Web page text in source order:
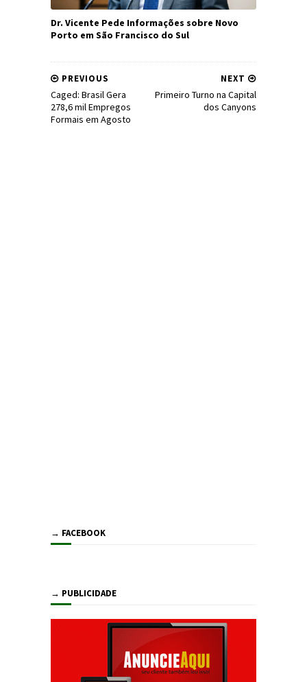
Dr. Vicente Pede Informações sobre Novo
Porto em São Francisco do Sul
NEXT
Primeiro Turno na Capital
dos Canyons
PREVIOUS
Caged: Brasil Gera
278,6 mil Empregos
Formais em Agosto
→ FACEBOOK
→ PUBLICIDADE